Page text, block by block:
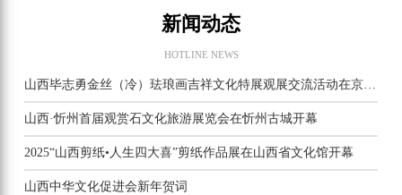
新闻动态
HOTLINE NEWS
山西毕志勇金丝（冷）珐琅画吉祥文化特展观展交流活动在京举行
山西·忻州首届观赏石文化旅游展览会在忻州古城开幕
2025“山西剪纸•人生四大喜”剪纸作品展在山西省文化馆开幕
山西中华文化促进会新年贺词